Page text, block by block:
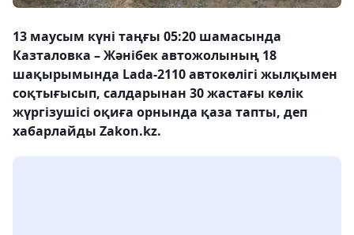
13 маусым күні таңғы 05:20 шамасында
Казталовка – Жәнібек автожолының 18
шақырымында Lada-2110 автокөлігі жылқымен
соқтығысып, салдарынан 30 жастағы көлік
жүргізушісі оқиға орнында қаза тапты, деп
хабарлайды Zakon.kz.